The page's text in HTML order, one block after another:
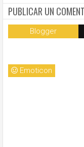
PUBLICAR UN
Blogger
Emoticon